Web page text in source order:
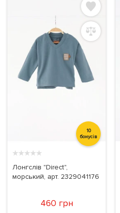
10
бонусів
★★★★★
Лонгслів "Direct",
морський, арт. 2329041176
460 грн